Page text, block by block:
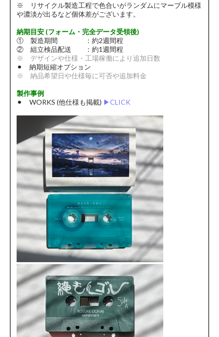
※ リサイクル製造工程で色合いがランダムにマーブル模様
や濃淡が出るなど個体差がございます。
納期目安 (フォーム・完全データ受領後)
① 製造期間 ：約2週間程
② 組立検品配送 ：約1週間程
※ デザインや仕様・工場稼働により追加日数
⚫︎ 納期短縮オプション
※ 納品希望日や仕様毎に可否や追加料金
製作事例
⚫︎ WORKS (他仕様も掲載) ▶︎CLICK